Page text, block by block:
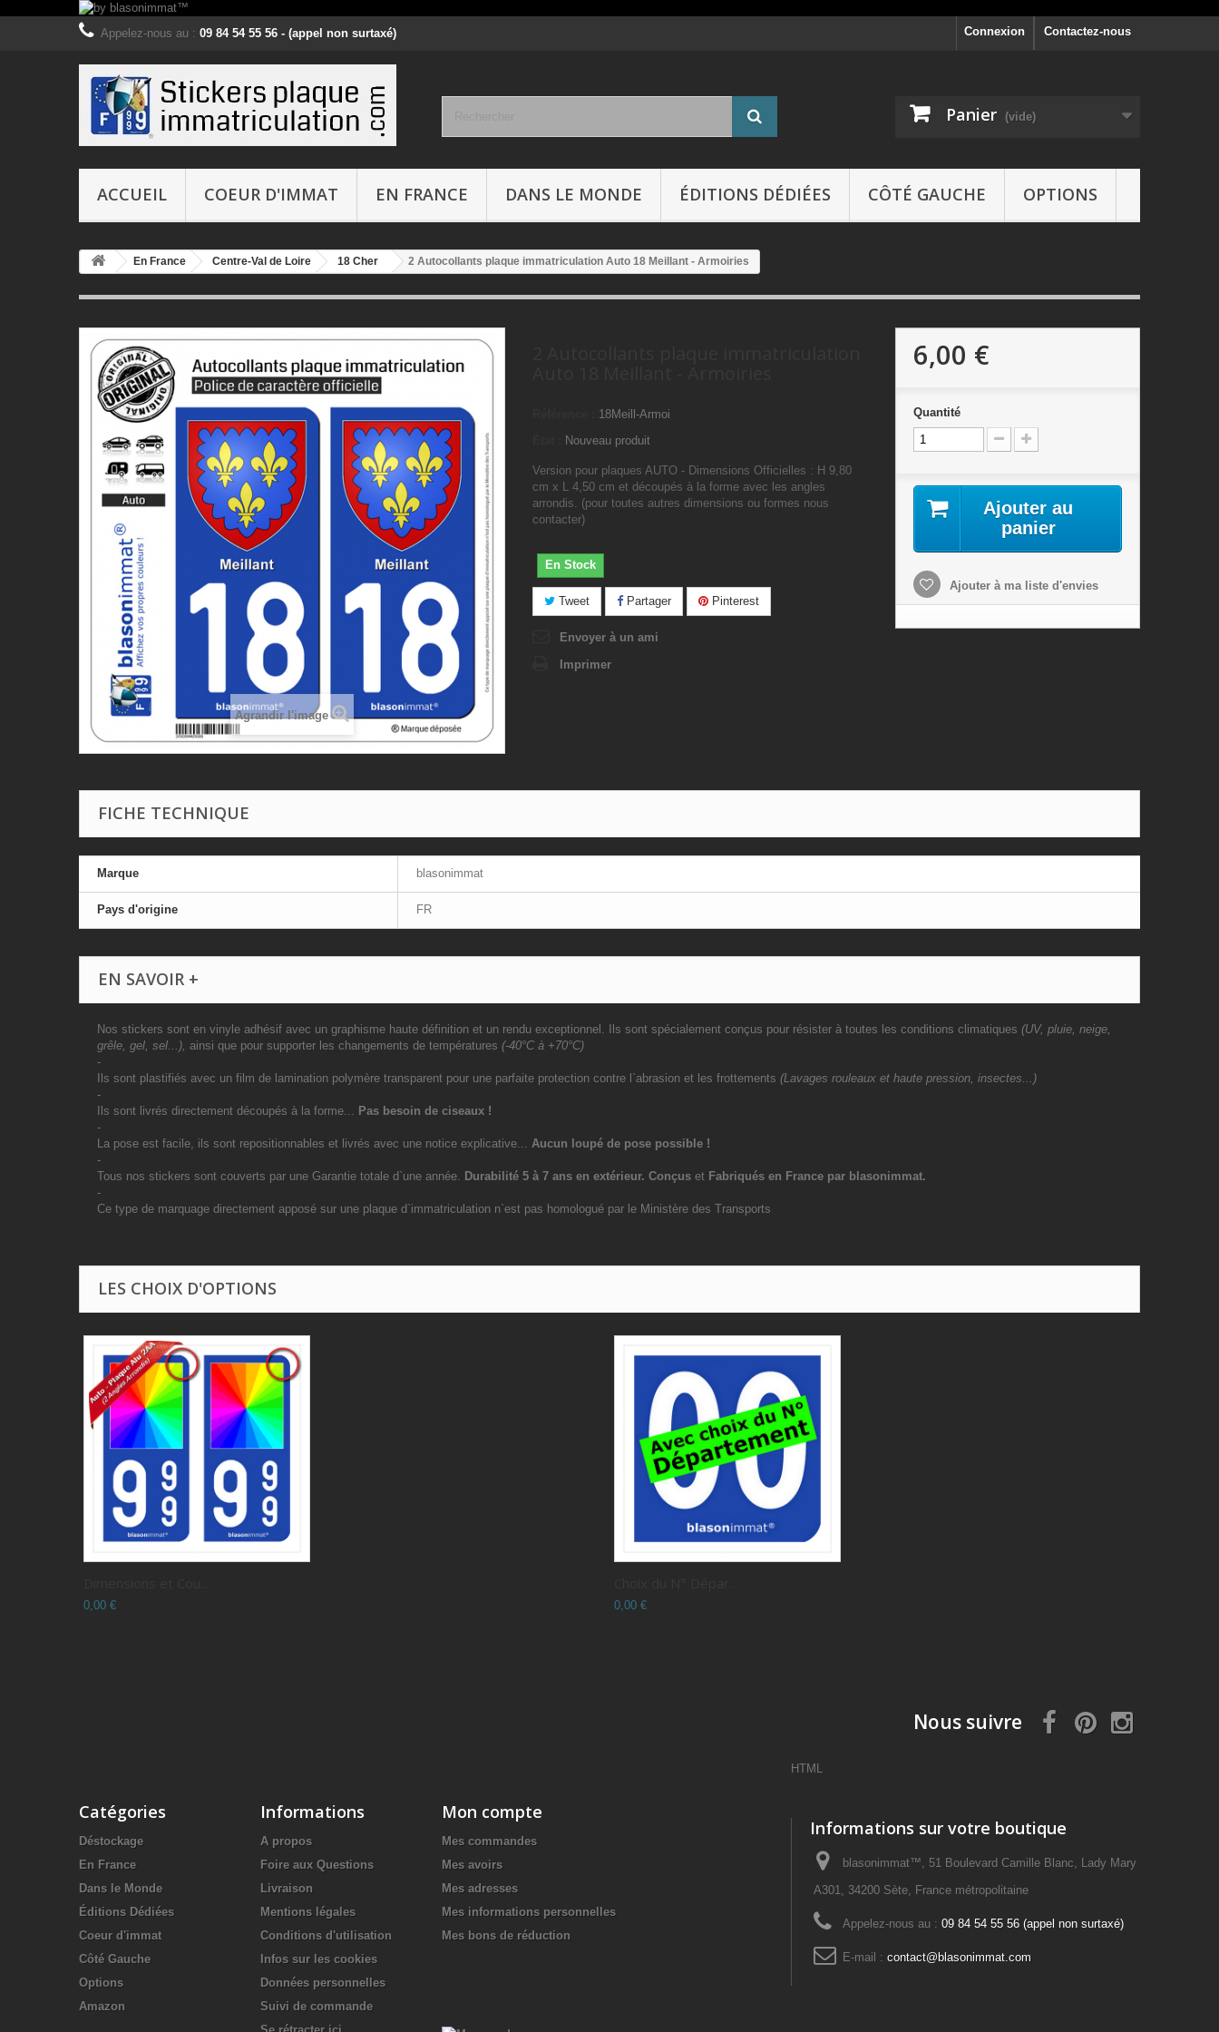
Contactez-nous
Appelez-nous au : 09 84 54 55 56 - (appel non surtaxé) Connexion
Panier (vide)
ACCUEIL COEUR D'IMMAT EN FRANCE DANS LE MONDE ÉDITIONS DÉDIÉES CÔTÉ GAUCHE OPTIONS
En France Centre-Val de Loire 18 Cher 2 Autocollants plaque immatriculation Auto 18 Meillant - Armoiries
Agrandir l'image
18Meill-Armoi
Nouveau produit
Version pour plaques AUTO - Dimensions Officielles : H 9,80
cm x L 4,50 cm et découpés à la forme avec les angles
arrondis. (pour toutes autres dimensions ou formes nous
contacter)
En Stock
Tweet Partager Pinterest
Envoyer à un ami
Imprimer
6,00 €
Quantité
Ajouter au
panier
Ajouter à ma liste d'envies
FICHE TECHNIQUE
Marque blasonimmat
Pays d'origine FR
EN SAVOIR +
Nos stickers sont en vinyle adhésif avec un graphisme haute définition et un rendu exceptionnel. Ils sont spécialement conçus pour résister à toutes les conditions climatiques (UV, pluie, neige,
grêle, gel, sel...), ainsi que pour supporter les changements de températures (-40°C à +70°C)
-
Ils sont plastifiés avec un film de lamination polymère transparent pour une parfaite protection contre l`abrasion et les frottements (Lavages rouleaux et haute pression, insectes...)
-
Ils sont livrés directement découpés à la forme... Pas besoin de ciseaux !
-
La pose est facile, ils sont repositionnables et livrés avec une notice explicative... Aucun loupé de pose possible !
-
Tous nos stickers sont couverts par une Garantie totale d`une année. Durabilité 5 à 7 ans en extérieur. Conçus et Fabriqués en France par blasonimmat.
-
Ce type de marquage directement apposé sur une plaque d`immatriculation n`est pas homologué par le Ministère des Transports
LES CHOIX D'OPTIONS
0,00 € 0,00 €
Nous suivre
Catégories
Déstockage
En France
Dans le Monde
Éditions Dédiées
Coeur d'immat
Côté Gauche
Options
Amazon
HTML
Informations
A propos
Foire aux Questions
Livraison
Mentions légales
Conditions d'utilisation
Infos sur les cookies
Données personnelles
Suivi de commande
Mon compte
Mes commandes
Mes avoirs
Mes adresses
Mes informations personnelles
Mes bons de réduction
Informations sur votre boutique
blasonimmat™, 51 Boulevard Camille Blanc, Lady Mary
A301, 34200 Sète, France métropolitaine
Appelez-nous au : 09 84 54 55 56 (appel non surtaxé)
E-mail : contact@blasonimmat.com